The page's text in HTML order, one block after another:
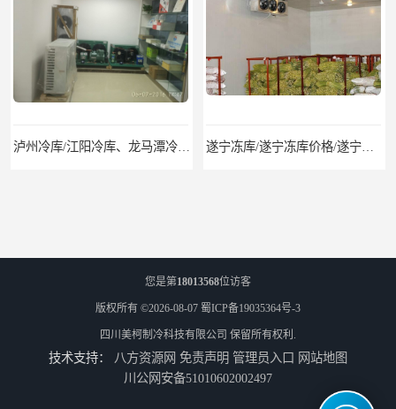
眉山冻库/东坡冷库、彭山冷库、仁寿冷库、丹棱冷库、青神冷库、洪雅冷库
您是第18013568位访客
版权所有 ©2026-08-07 蜀ICP备19035364号-3
四川美柯制冷科技有限公司 保留所有权利.
技术支持： 八方资源网 免责声明 管理员入口 网站地图
川公网安备51010602002497